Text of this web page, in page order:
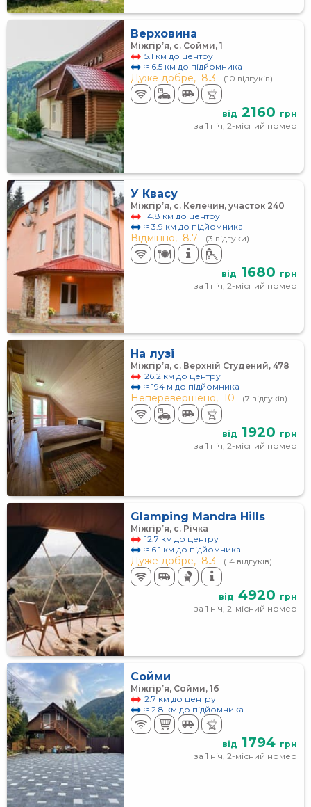
Верховина
Міжгір’я, с. Сойми, 1
5.1 км до центру
≈ 6.5 км до підйомника
Дуже добре, 8.3 (10 відгуків)
від 2160 грн
за 1 ніч, 2-місний номер
У Квасу
Міжгір’я, с. Келечин, участок 240
14.8 км до центру
≈ 3.9 км до підйомника
Відмінно, 8.7 (3 відгуки)
від 1680 грн
за 1 ніч, 2-місний номер
На лузі
Міжгір’я, с. Верхній Студений, 478
26.2 км до центру
≈ 194 м до підйомника
Неперевершено, 10 (7 відгуків)
від 1920 грн
за 1 ніч, 2-місний номер
Glamping Mandra Hills
Міжгір’я, с. Річка
12.7 км до центру
≈ 6.1 км до підйомника
Дуже добре, 8.3 (14 відгуків)
від 4920 грн
за 1 ніч, 2-місний номер
Сойми
Міжгір’я, Сойми, 1б
2.7 км до центру
≈ 2.8 км до підйомника
від 1794 грн
за 1 ніч, 2-місний номер